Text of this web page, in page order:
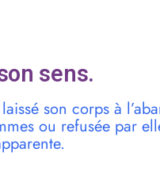
sens.
son corps à
ou refusée par